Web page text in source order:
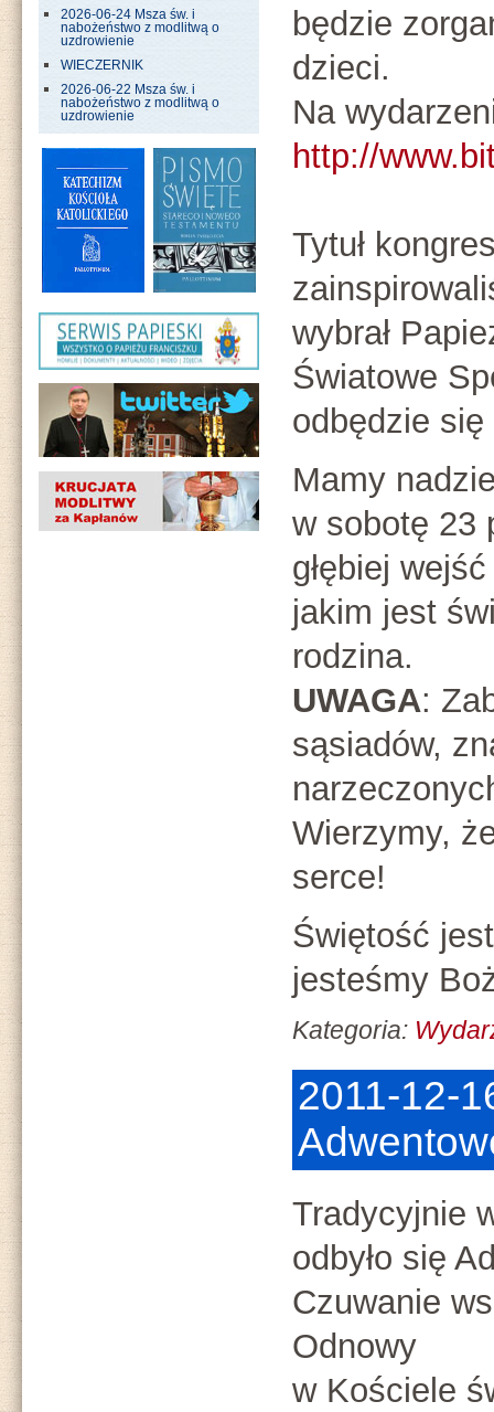
2026-06-24 Msza św. i
nabożeństwo z modlitwą o
uzdrowienie
WIECZERNIK
2026-06-22 Msza św. i
nabożeństwo z modlitwą o
uzdrowienie
będzie
dzieci.
Na
http://
Tytuł
wybrał
Światowe
odbędzie
Mamy
w sobotę 23
głębiej
jakim jest
rodzina.
UWAGA:
sąsiadów,
Wierzymy,
serce!
Świętość
jesteśmy
Kategoria:
2011-12-
Tradycyjnie
odbyło się
Czuwanie
Odnowy
w Kościele